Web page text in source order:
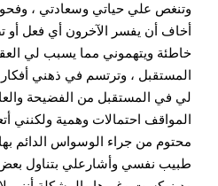
وتنغص علي حياتي وسعادتي ،
أخاف أن يفسر الآخرون أي فعل
خاطئة ويتهموني مما يسبب لي
المستقبل ، وترتسم في ذهني
لي في المستقبل من الفضيحة
المواقف احتمالات وهمية ولكنني
محتوم من جراء الوسواس الدائم
طبيب نفسي وأشارعلي بتناول بعض